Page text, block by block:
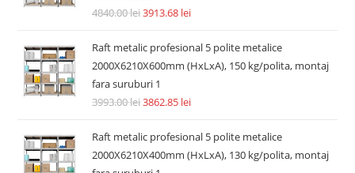
4840.00lei3913.68 lei
Raft metalic profesional 5 polite metalice
2000X6210X600mm (HxLxA), 150 kg/polita, montaj
fara suruburi 1
3993.00lei3862.85 lei
Raft metalic profesional 5 polite metalice
2000X6210X400mm (HxLxA), 130 kg/polita, montaj